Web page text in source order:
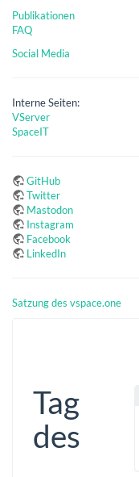
Publikationen
FAQ
Social Media
Interne Seiten:
VServer
SpaceIT
GitHub
Twitter
Mastodon
Instagram
Facebook
LinkedIn
Satzung des vspace.one
Tag
des